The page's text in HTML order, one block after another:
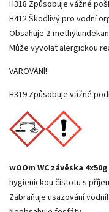
H318 Způsobuje vážné
H412 Škodlivý pro vodní
Obsahuje 2-
Může vyvolat alergickou
VAROVÁNÍ!
H319 Způsobuje vážné
wOOm WC závěska
hygienickou čistotu s
Zabraňuje usazování